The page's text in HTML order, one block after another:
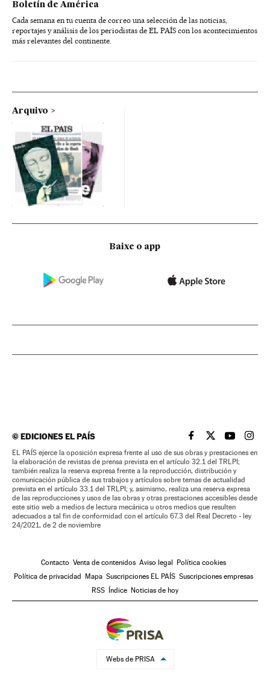
Boletín de América
Cada semana en tu cuenta de correo una selección de las noticias,
reportajes y análisis de los periodistas de EL PAÍS con los acontecimientos
más relevantes del continente.
Arquivo
Baixe o app
©EDICIONES EL PAÍS EL PAÍS BRASIL EN
EL PAÍSEL PAÍS
EL
EL PAÍS ejerce la oposición expresa frente al uso de sus obras y prestaciones en
la elaboración de revistas de prensa prevista en el artículo 32.1 del TRLPI;
también realiza la reserva expresa frente a la reproducción, distribución y
comunicación pública de sus trabajos y artículos sobre temas de actualidad
prevista en el artículo 33.1 del TRLPI; y, asimismo, realiza una reserva expresa
de las reproducciones y usos de las obras y otras prestaciones accesibles desde
este sitio web a medios de lectura mecánica u otros medios que resulten
adecuados a tal fin de conformidad con el artículo 67.3 del Real Decreto - ley
24/2021, de 2 de noviembre
Contacto Venta de contenidos Aviso legal Política cookies
Política de privacidad Mapa Suscripciones EL PAÍS Suscripciones empresas
RSS Índice Noticias de hoy
Webs de PRISA